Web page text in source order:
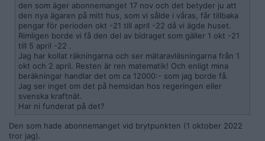
den som äger abonnemanget 17 nov och det betyder ju att
den nya ägaren på mitt hus, som vi sålde i våras, får tillbaka
pengar för perioden okt -21 till april -22 då vi ägde huset.
Rimligen borde vi få den del av bidraget som gäller 1 okt -21
till 5 april -22 .
Jag har kollat räkningarna och ser mätaravläsningarna från 1
okt och 2 april. Resten är ren matematik! Och enligt mina
beräkningar handlar det om ca 12000:- som jag borde få.
Jag ser inget om det på hemsidan hos regeringen eller
svenska kraftnät.
Har ni funderat på det?
Den som hade abonnemanget vid brytpunkten (1 oktober 2022
tror jag).